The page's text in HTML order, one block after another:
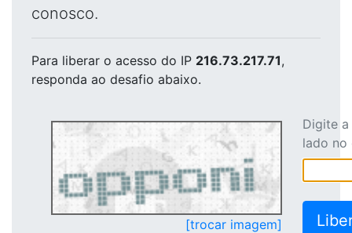
conosco.
Para liberar o acesso do IP 216.73.217.71,
responda ao desafio abaixo.
[trocar imagem]
Digite
lado no